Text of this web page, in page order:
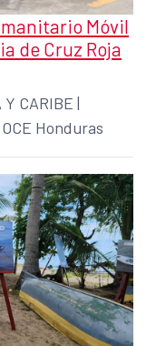
Móvil
de Cruz Roja
CARIBE |
OCE Honduras